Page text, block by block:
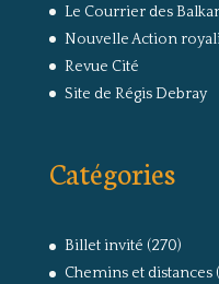
Le Courrier des
Nouvelle Action
Revue Cité
Site de Régis Debray
Catégories
Billet invité (270)
Chemins et distances